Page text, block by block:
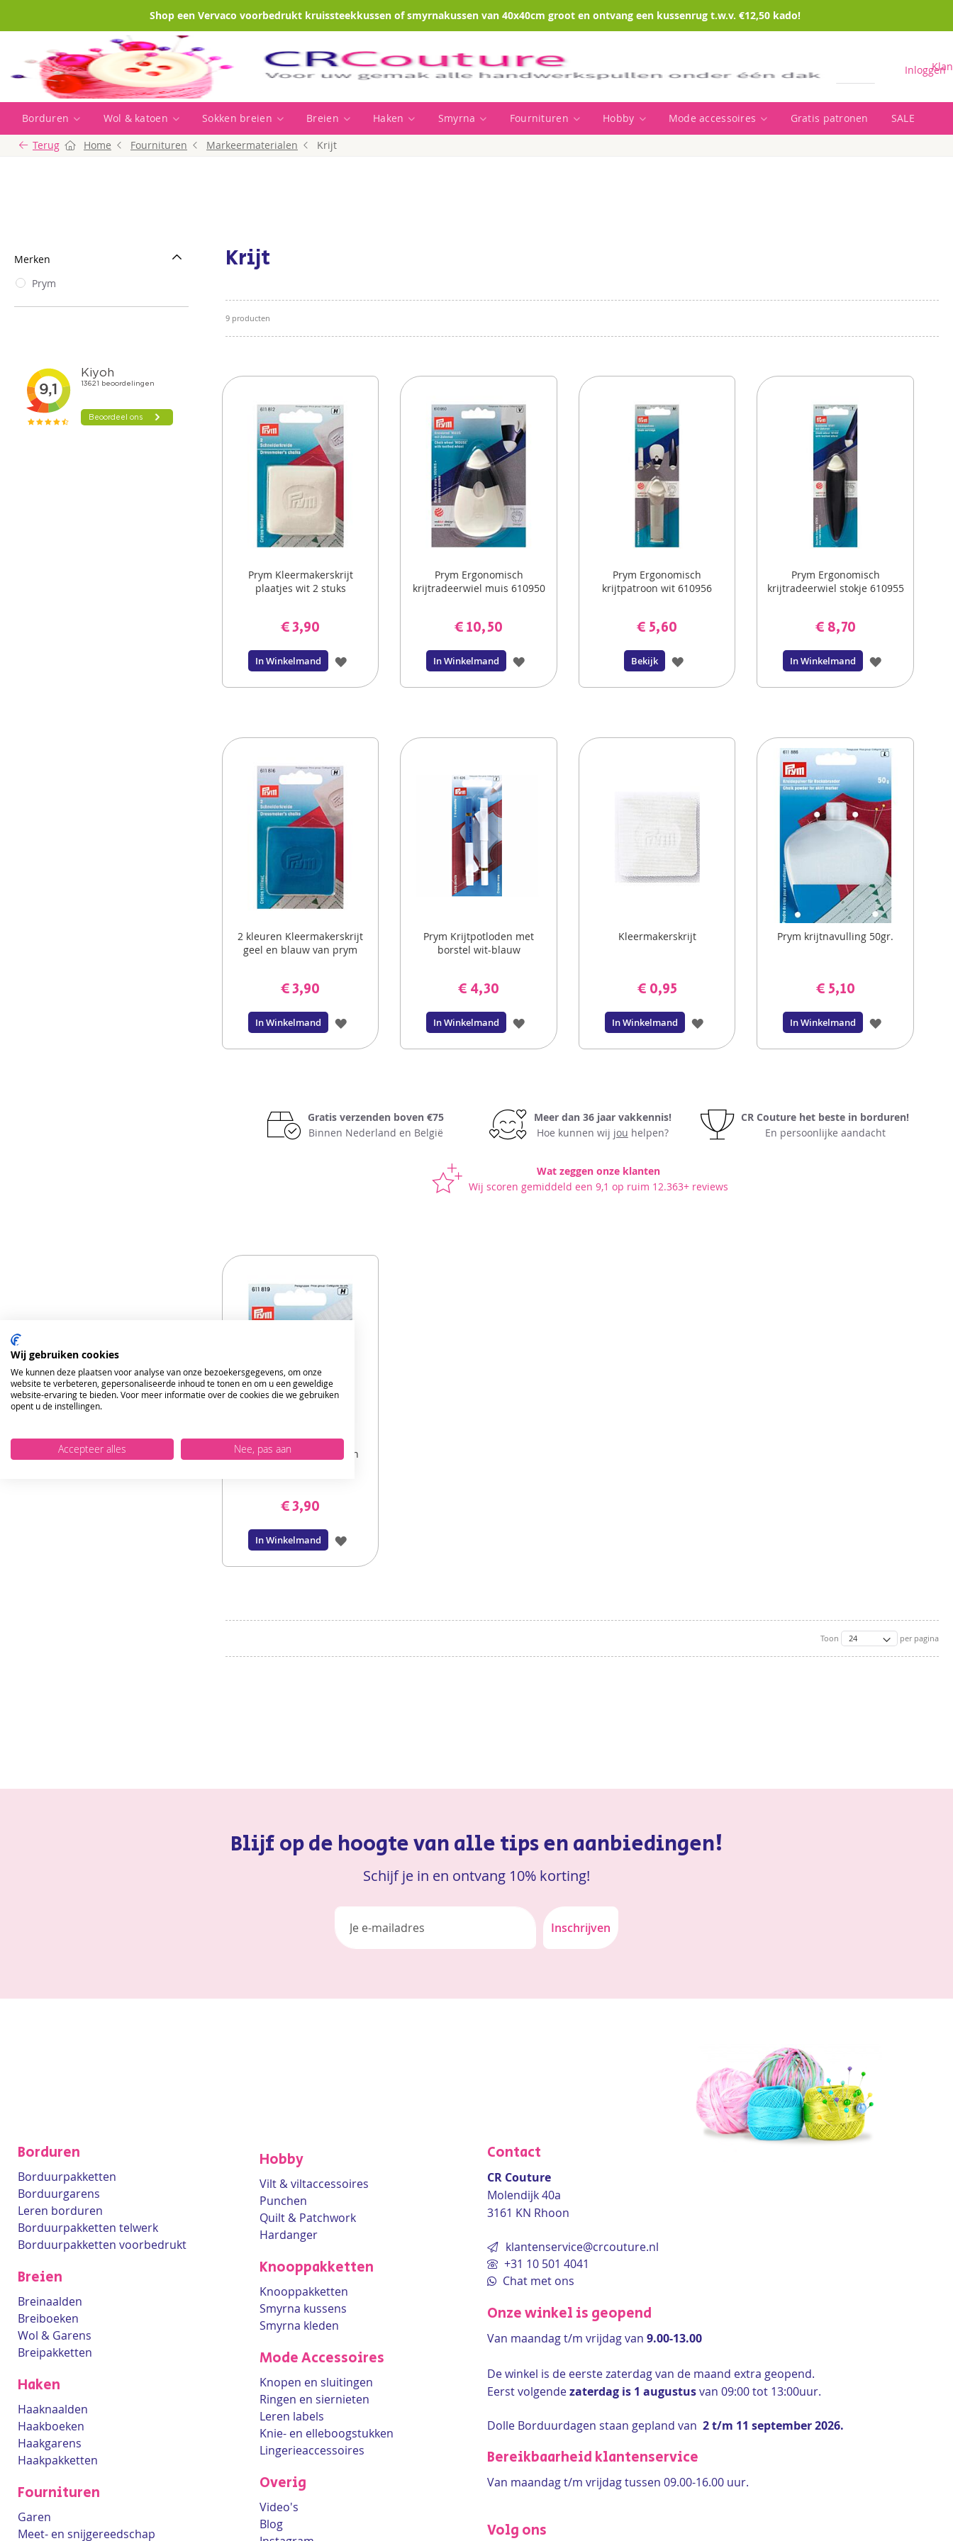
Shop een Vervaco voorbedrukt kruissteekkussen of smyrnakussen van 40x40cm groot en ontvang een kussenrug t.w.v. €12,50 kado!
Zoeken
Inloggen
Borduren Wol & katoen Sokken breien Breien Haken Smyrna Fournituren Hobby Mode accessoires Gratis patronen
SALE
Terug
Home Fournituren Markeermaterialen Krijt
Krijt
9producten
Prym Kleermakerskrijt
plaatjes wit 2 stuks
€ 3,90
In Winkelmand
VOEG
TOE
VERLANGLIJST
Prym Ergonomisch
krijtradeerwiel muis 610950
€ 10,50
In Winkelmand
VOEG
TOE
VERLANGLIJST
Prym Ergonomisch
krijtpatroon wit 610956
€ 5,60
Bekijk
VOEG
TOE
VERLANGLIJST
Prym Ergonomisch
krijtradeerwiel stokje 610955
€ 8,70
In Winkelmand
VOEG
TOE
2 kleuren Kleermakerskrijt
geel en blauw van prym
€ 3,90
In Winkelmand
VOEG
TOE
Prym Krijtpotloden met
borstel wit-blauw
€ 4,30
In Winkelmand
VOEG
TOE
Kleermakerskrijt
€ 0,95
In Winkelmand
VOEG
TOE
Prym krijtnavulling 50gr.
€ 5,10
In Winkelmand
VOEG
TOE
Gratis verzenden boven €75
Binnen Nederland en België
Meer dan 36 jaar vakkennis!
Hoe kunnen wij jou helpen?
CR Couture het beste in borduren!
En persoonlijke aandacht
Wat zeggen onze klanten
Wij scoren gemiddeld een 9,1 op ruim 12.363+ reviews
Prym Kleermakerskrijt in
€ 3,90
In Winkelmand
VOEG
TOE
Toon per pagina
Merken
Prym
Blijf op de hoogte van alle tips en aanbiedingen!
Schijf je in en ontvang 10% korting!
Inschrijven
Borduren
Borduurpakketten
Borduurgarens
Leren borduren
Borduurpakketten telwerk
Borduurpakketten voorbedrukt
Breien
Breinaalden
Breiboeken
Wol & Garens
Breipakketten
Haken
Haaknaalden
Haakboeken
Haakgarens
Haakpakketten
Fournituren
Garen
Meet- en snijgereedschap
Hobby
Vilt & viltaccessoires
Punchen
Quilt & Patchwork
Hardanger
Knooppakketten
Knooppakketten
Smyrna kussens
Smyrna kleden
Mode Accessoires
Knopen en sluitingen
Ringen en siernieten
Leren labels
Knie- en elleboogstukken
Lingerieaccessoires
Overig
Video's
Blog
Contact
CR Couture
Molendijk 40a
3161 KN Rhoon
klantenservice@crcouture.nl
+31 10 501 4041
Chat met ons
Onze winkel is geopend
Van maandag t/m vrijdag van 9.00-13.00
De winkel is de eerste zaterdag van de maand extra geopend.
Eerst volgendezaterdag is 1 augustusvan 09:00 tot 13:00uur.
Dolle Borduurdagen staan gepland van 2 t/m 11 september 2026.
Bereikbaarheid klantenservice
Van maandag t/m vrijdag tussen 09.00-16.00 uur.
Volg ons
Wij gebruiken cookies
We kunnen deze plaatsen voor analyse van onze bezoekersgegevens, om onze
website te verbeteren, gepersonaliseerde inhoud te tonen en om u een geweldige
website-ervaring te bieden. Voor meer informatie over de cookies die we gebruiken
opent u de instellingen.
Accepteer alles Nee, pas aan